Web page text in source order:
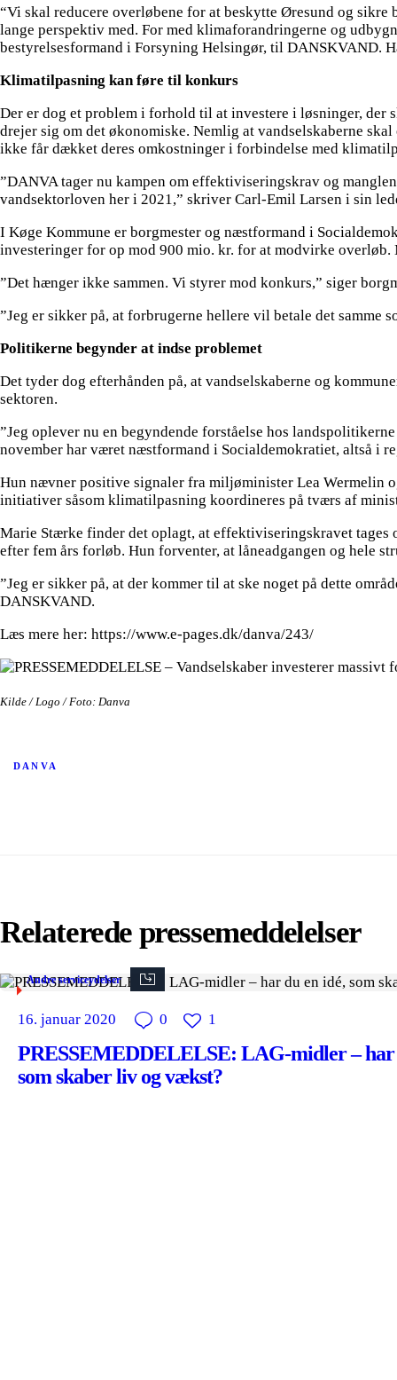
“Vi skal reducere overløbene for at beskytte Øresund og
lange perspektiv med. For med klimaforandringerne og
bestyrelsesformand i Forsyning Helsingør, til DANSKVAND.
Klimatilpasning kan føre til konkurs
Der er dog et problem i forhold til at investere i løsninger, der
drejer sig om det økonomiske. Nemlig at vandselskaberne
ikke får dækket deres omkostninger i forbindelse med
”DANVA tager nu kampen om effektiviseringskrav og
vandsektorloven her i 2021,” skriver Carl-Emil Larsen i sin
I Køge Kommune er borgmester og næstformand i
investeringer for op mod 900 mio. kr. for at modvirke
”Det hænger ikke sammen. Vi styrer mod konkurs,” siger
”Jeg er sikker på, at forbrugerne hellere vil betale det
Politikerne begynder at indse problemet
Det tyder dog efterhånden på, at vandselskaberne og
sektoren.
”Jeg oplever nu en begyndende forståelse hos
november har været næstformand i Socialdemokratiet, altså i
Hun nævner positive signaler fra miljøminister Lea Wermelin
initiativer såsom klimatilpasning koordineres på tværs af
Marie Stærke finder det oplagt, at effektiviseringskravet
efter fem års forløb. Hun forventer, at låneadgangen og hele
”Jeg er sikker på, at der kommer til at ske noget på dette
DANSKVAND.
Læs mere her: https://www.e-pages.dk/danva/243/
Kilde / Logo / Foto: Danva
DANVA
Relaterede pressemeddelelser
Andre serviceydelser
16. januar 2020 0 1
PRESSEMEDDELELSE: LAG-midler – har
som skaber liv og vækst?